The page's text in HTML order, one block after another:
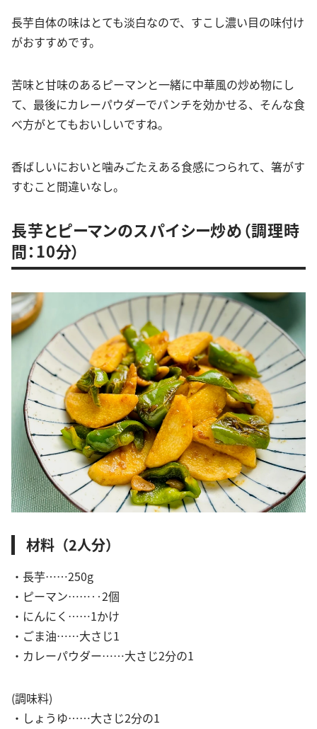
長芋自体の味はとても淡白なので、すこし濃い目の味付け
がおすすめです。
苦味と甘味のあるピーマンと一緒に中華風の炒め物にし
て、最後にカレーパウダーでパンチを効かせる、そんな食
べ方がとてもおいしいですね。
香ばしいにおいと噛みごたえある食感につられて、箸がす
すむこと間違いなし。
長芋とピーマンのスパイシー炒め（調理時
間：10分）
材料（2人分）
・長芋……250g
・ピーマン……‥2個
・にんにく……1かけ
・ごま油……大さじ1
・カレーパウダー……大さじ2分の1
(調味料)
・しょうゆ……大さじ2分の1